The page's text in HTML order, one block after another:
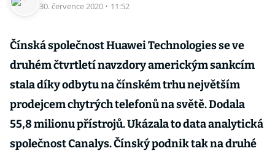
30. července 2020 · 11:52
Čínská společnost Huawei Technologies se ve
druhém čtvrtletí navzdory americkým sankcím
stala díky odbytu na čínském trhu největším
prodejcem chytrých telefonů na světě. Dodala
55,8 milionu přístrojů. Ukázala to data analytická
společnost Canalys. Čínský podnik tak na druhé